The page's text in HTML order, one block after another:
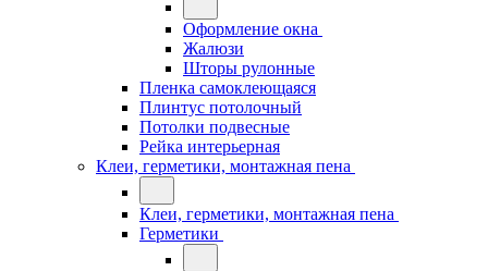
Оформление окна
Жалюзи
Шторы рулонные
Пленка самоклеющаяся
Плинтус потолочный
Потолки подвесные
Рейка интерьерная
Клеи, герметики, монтажная пена
Клеи, герметики, монтажная пена
Герметики